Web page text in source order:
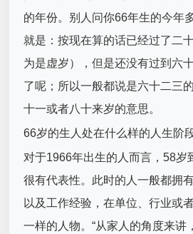
的年份。别人问你66年生的今年
就是：按现在算的话已经过了二
为是虚岁），但是还没有过到六
了呢；所以一般都说是六十二三
十一或者八十来岁的意思。
66岁的生人处在什么样的人生阶
对于1966年出生的人而言，58岁
很有代表性。此时的人一般都拥
以及工作经验，在单位、行业或
一样的人物。“从家人的角度来讲